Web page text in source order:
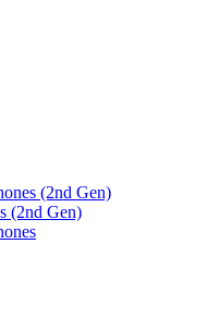
(2nd Gen)
(2nd Gen)